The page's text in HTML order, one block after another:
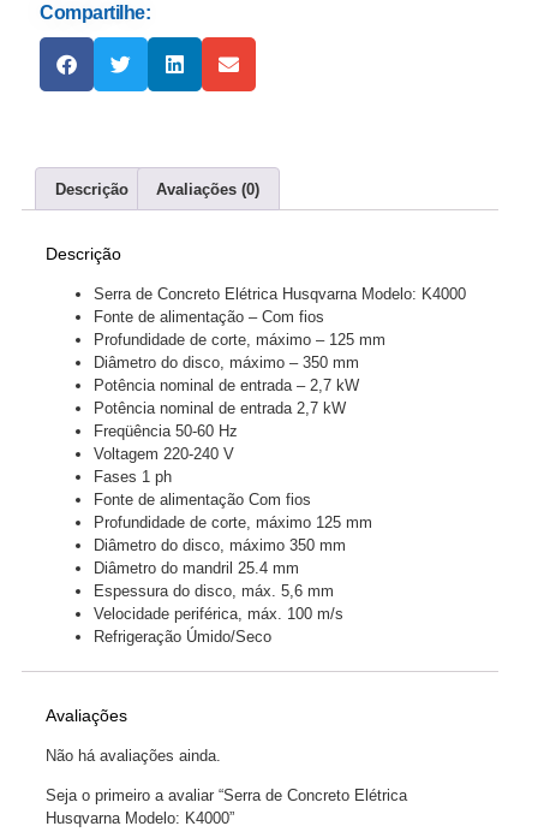
Compartilhe:
Descrição Avaliações (0)
Descrição
Serra de Concreto Elétrica Husqvarna Modelo: K4000
Fonte de alimentação – Com fios
Profundidade de corte, máximo – 125 mm
Diâmetro do disco, máximo – 350 mm
Potência nominal de entrada – 2,7 kW
Potência nominal de entrada 2,7 kW
Freqüência 50-60 Hz
Voltagem 220-240 V
Fases 1 ph
Fonte de alimentação Com fios
Profundidade de corte, máximo 125 mm
Diâmetro do disco, máximo 350 mm
Diâmetro do mandril 25.4 mm
Espessura do disco, máx. 5,6 mm
Velocidade periférica, máx. 100 m/s
Refrigeração Úmido/Seco
Avaliações
Não há avaliações ainda.
Seja o primeiro a avaliar “Serra de Concreto Elétrica
Husqvarna Modelo: K4000”